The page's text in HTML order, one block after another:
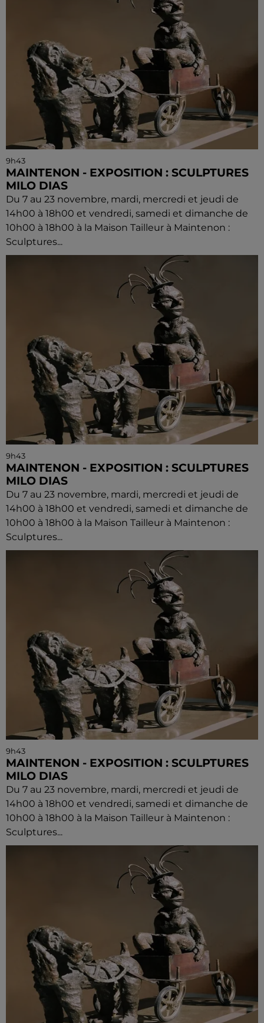
9h43
MAINTENON - EXPOSITION : SCULPTURES
MILO DIAS
Du 7 au 23 novembre, mardi, mercredi et jeudi de
14h00 à 18h00 et vendredi, samedi et dimanche de
10h00 à 18h00 à la Maison Tailleur à Maintenon :
Sculptures...
9h43
MAINTENON - EXPOSITION : SCULPTURES
MILO DIAS
Du 7 au 23 novembre, mardi, mercredi et jeudi de
14h00 à 18h00 et vendredi, samedi et dimanche de
10h00 à 18h00 à la Maison Tailleur à Maintenon :
Sculptures...
9h43
MAINTENON - EXPOSITION : SCULPTURES
MILO DIAS
Du 7 au 23 novembre, mardi, mercredi et jeudi de
14h00 à 18h00 et vendredi, samedi et dimanche de
10h00 à 18h00 à la Maison Tailleur à Maintenon :
Sculptures...